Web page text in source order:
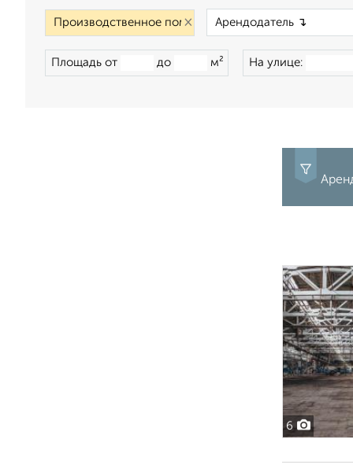
×
Площадь от до м² На улице:
6